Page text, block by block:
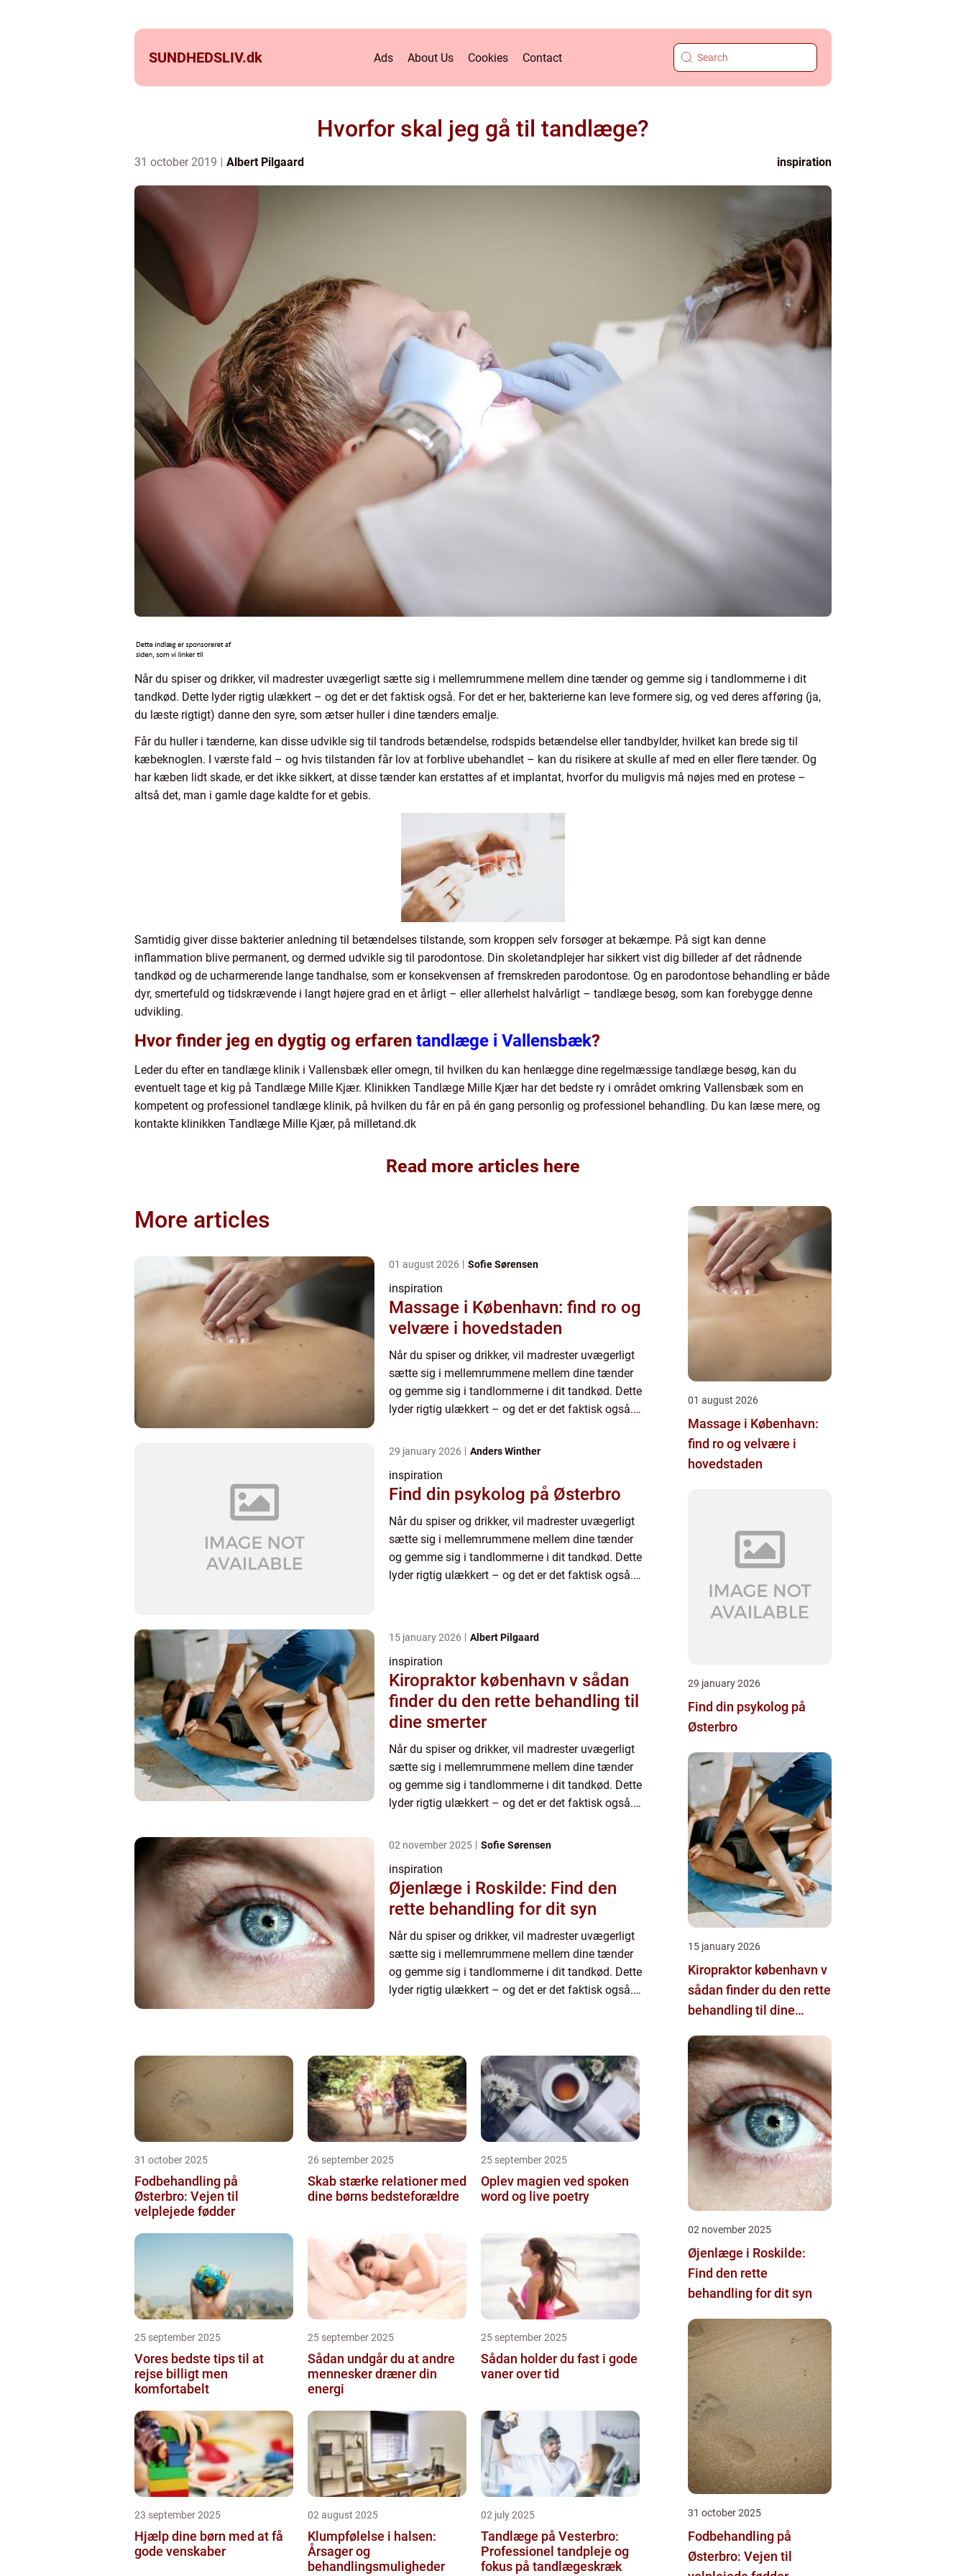
SUNDHEDSLIV.dk Ads About Us Cookies Contact
Hvorfor skal jeg gå til tandlæge?
31 october 2019 Albert Pilgaard inspiration
Når du spiser og drikker, vil madrester uvægerligt sætte sig i mellemrummene mellem dine tænder og gemme sig i tandlommerne i dit
tandkød. Dette lyder rigtig ulækkert – og det er det faktisk også. For det er her, bakterierne kan leve formere sig, og ved deres afføring (ja,
du læste rigtigt) danne den syre, som ætser huller i dine tænders emalje.
Får du huller i tænderne, kan disse udvikle sig til tandrods betændelse, rodspids betændelse eller tandbylder, hvilket kan brede sig til
kæbeknoglen. I værste fald – og hvis tilstanden får lov at forblive ubehandlet – kan du risikere at skulle af med en eller flere tænder. Og
har kæben lidt skade, er det ikke sikkert, at disse tænder kan erstattes af et implantat, hvorfor du muligvis må nøjes med en protese –
altså det, man i gamle dage kaldte for et gebis.
Samtidig giver disse bakterier anledning til betændelses tilstande, som kroppen selv forsøger at bekæmpe. På sigt kan denne
inflammation blive permanent, og dermed udvikle sig til parodontose. Din skoletandplejer har sikkert vist dig billeder af det rådnende
tandkød og de ucharmerende lange tandhalse, som er konsekvensen af fremskreden parodontose. Og en parodontose behandling er både
dyr, smertefuld og tidskrævende i langt højere grad en et årligt – eller allerhelst halvårligt – tandlæge besøg, som kan forebygge denne
udvikling.
Hvor finder jeg en dygtig og erfaren tandlæge i Vallensbæk?
Leder du efter en tandlæge klinik i Vallensbæk eller omegn, til hvilken du kan henlægge dine regelmæssige tandlæge besøg, kan du
eventuelt tage et kig på Tandlæge Mille Kjær. Klinikken Tandlæge Mille Kjær har det bedste ry i området omkring Vallensbæk som en
kompetent og professionel tandlæge klinik, på hvilken du får en på én gang personlig og professionel behandling. Du kan læse mere, og
kontakte klinikken Tandlæge Mille Kjær, på milletand.dk
Read more articles here
More articles
01 august 2026 Sofie Sørensen
inspiration
Massage i København: find ro og
velvære i hovedstaden
Når du spiser og drikker, vil madrester uvægerligt
sætte sig i mellemrummene mellem dine tænder
og gemme sig i tandlommerne i dit tandkød. Dette
lyder rigtig ulækkert – og det er det faktisk også.
29 january 2026 Anders Winther
inspiration
Find din psykolog på Østerbro
Når du spiser og drikker, vil madrester uvægerligt
sætte sig i mellemrummene mellem dine tænder
og gemme sig i tandlommerne i dit tandkød. Dette
lyder rigtig ulækkert – og det er det faktisk også.
15 january 2026 Albert Pilgaard
inspiration
Kiropraktor københavn v sådan
finder du den rette behandling til
dine smerter
Når du spiser og drikker, vil madrester uvægerligt
sætte sig i mellemrummene mellem dine tænder
og gemme sig i tandlommerne i dit tandkød. Dette
lyder rigtig ulækkert – og det er det faktisk også.
02 november 2025 Sofie Sørensen
inspiration
Øjenlæge i Roskilde: Find den
rette behandling for dit syn
Når du spiser og drikker, vil madrester uvægerligt
sætte sig i mellemrummene mellem dine tænder
og gemme sig i tandlommerne i dit tandkød. Dette
lyder rigtig ulækkert – og det er det faktisk også.
31 october 2025
Fodbehandling på
Østerbro: Vejen til
velplejede fødder
26 september 2025
Skab stærke relationer med
dine børns bedsteforældre
25 september 2025
Oplev magien ved spoken
word og live poetry
25 september 2025
Vores bedste tips til at
rejse billigt men
komfortabelt
25 september 2025
Sådan undgår du at andre
mennesker dræner din
energi
25 september 2025
Sådan holder du fast i gode
vaner over tid
23 september 2025
Hjælp dine børn med at få
gode venskaber
02 august 2025
Klumpfølelse i halsen:
Årsager og
behandlingsmuligheder
02 july 2025
Tandlæge på Vesterbro:
Professionel tandpleje og
fokus på tandlægeskræk
01 august 2026
Massage i København:
find ro og velvære i
hovedstaden
29 january 2026
Find din psykolog på
Østerbro
15 january 2026
Kiropraktor københavn v
sådan finder du den rette
behandling til dine
02 november 2025
Øjenlæge i Roskilde:
Find den rette
behandling for dit syn
31 october 2025
Fodbehandling på
Østerbro: Vejen til